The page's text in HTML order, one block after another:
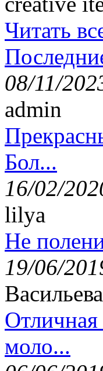
Читать
08/11/
admin
Бол...
16/02/
lilya
Не
19/06/
Васильева
моло...